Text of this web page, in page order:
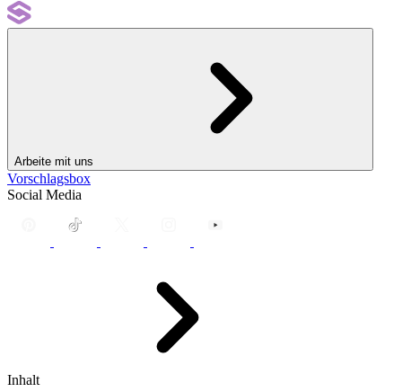
Arbeite mit uns
Vorschlagsbox
Social Media
Inhalt